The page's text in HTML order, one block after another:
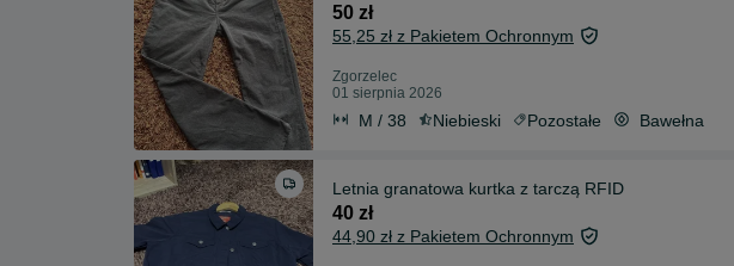
50 zł
55,25 zł z Pakietem Ochronnym
Zgorzelec
01 sierpnia 2026
M / 38 Niebieski Pozostałe Bawełna
Letnia granatowa kurtka z tarczą RFID
40 zł
44,90 zł z Pakietem Ochronnym